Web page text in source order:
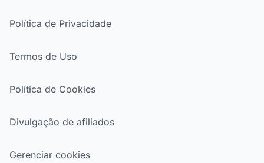
Política de Privacidade
Termos de Uso
Política de Cookies
Divulgação de afiliados
Gerenciar cookies